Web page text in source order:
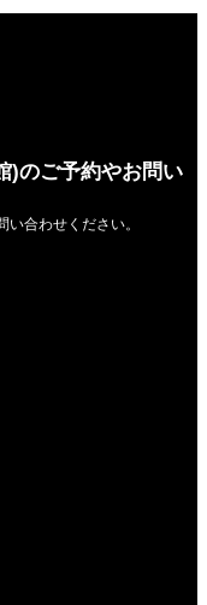
)のご予約やお問い
合わせください。